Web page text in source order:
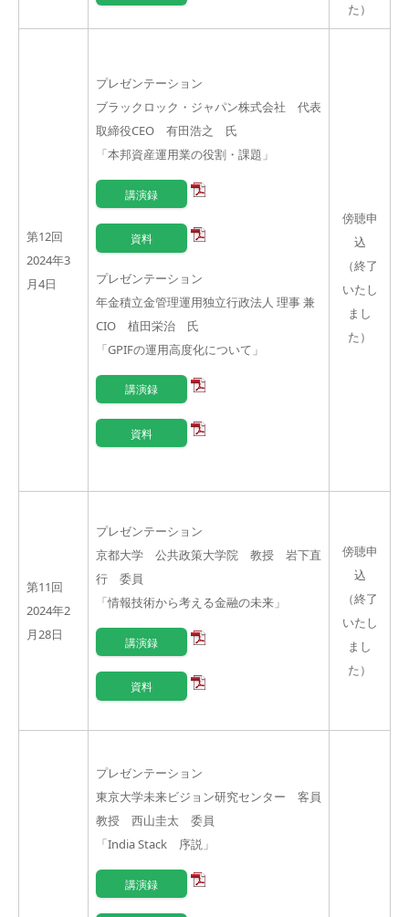
た）
第12回
2024年3
月4日
プレゼンテーション
ブラックロック・ジャパン株式会社 代表
取締役CEO 有田浩之 氏
「本邦資産運用業の役割・課題」
講演録
資料
プレゼンテーション
年金積立金管理運用独立行政法人 理事 兼
CIO 植田栄治 氏
「GPIFの運用高度化について」
講演録
資料
傍聴申
込
（終了
いたし
まし
た）
第11回
2024年2
月28日
プレゼンテーション
京都大学 公共政策大学院 教授 岩下直
行 委員
「情報技術から考える金融の未来」
講演録
資料
傍聴申
込
（終了
いたし
まし
た）
プレゼンテーション
東京大学未来ビジョン研究センター 客員
教授 西山圭太 委員
「India Stack 序説」
講演録